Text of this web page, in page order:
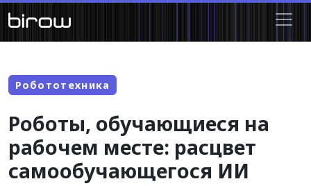
Робототехника
Роботы, обучающиеся на
рабочем месте: расцвет
самообучающегося ИИ